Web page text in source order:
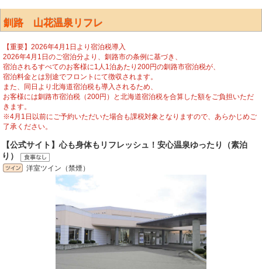
釧路 山花温泉リフレ
【重要】2026年4月1日より宿泊税導入
2026年4月1日のご宿泊分より、釧路市の条例に基づき、
宿泊されるすべてのお客様に1人1泊あたり200円の釧路市宿泊税が、
宿泊料金とは別途でフロントにて徴収されます。
また、同日より北海道宿泊税も導入されるため、
お客様には釧路市宿泊税（200円）と北海道宿泊税を合算した額をご負担いただ
きます。
※4月1日以前にご予約いただいた場合も課税対象となりますので、あらかじめご
了承ください。
【公式サイト】心も身体もリフレッシュ！安心温泉ゆったり（素泊
り）
洋室ツイン（禁煙）